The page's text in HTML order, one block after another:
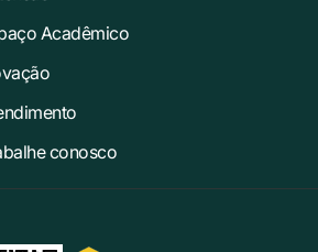
Acadêmico
conosco